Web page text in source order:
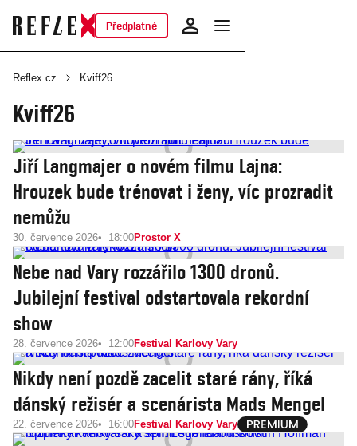
Předplatné
Reflex.cz Kviff26
Kviff26
Jiří Langmajer o novém filmu Lajna:
Hrouzek bude trénovat i ženy, víc prozradit
nemůžu
30. července 2026 18:00Prostor X
Nebe nad Vary rozzářilo 1300 dronů.
Jubilejní festival odstartovala rekordní
show
28. července 2026 12:00Festival Karlovy Vary
Nikdy není pozdě zacelit staré rány, říká
dánský režisér a scenárista Mads Mengel
22. července 2026 16:00Festival Karlovy Vary